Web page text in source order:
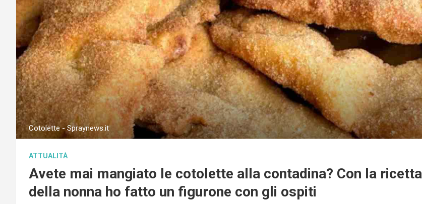
Cotolette - Spraynews.it
ATTUALITÀ
Avete mai mangiato le cotolette alla contadina? Con la ricetta
della nonna ho fatto un figurone con gli ospiti